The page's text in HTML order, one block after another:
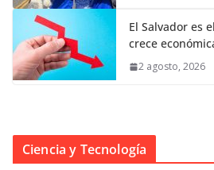
El Salvador es
crece
2 agosto, 2026
Ciencia y Tecnología